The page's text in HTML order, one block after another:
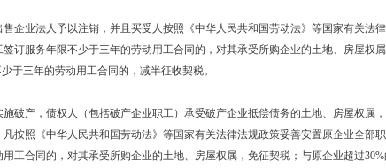
业法人予以注销，并且买受人按照《中华人民共和国劳动法》等国家有关法
订服务年限不少于三年的劳动用工合同的，对其承受所购企业的土地、房屋权
于三年的劳动用工合同的，减半征收契税。
产，债权人（包括破产企业职工）承受破产企业抵偿债务的土地、房屋权属
按照《中华人民共和国劳动法》等国家有关法律法规政策妥善安置原企业全部
工合同的，对其承受所购企业的土地、房屋权属，免征契税；与原企业超过